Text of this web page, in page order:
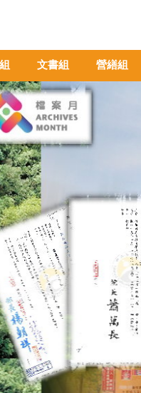
文書組 營繕組